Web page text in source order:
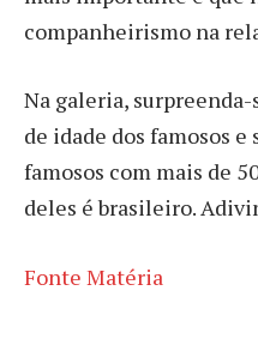
companheirismo na
Na galeria,
de idade dos famosos e
famosos com mais de
deles é brasileiro.
Fonte Matéria